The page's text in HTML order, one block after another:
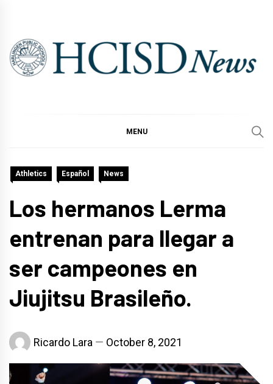
content
MENU
Athletics Español News
Los hermanos Lerma
entrenan para llegar a
ser campeones en
Jiujitsu Brasileño.
Ricardo Lara October 8, 2021